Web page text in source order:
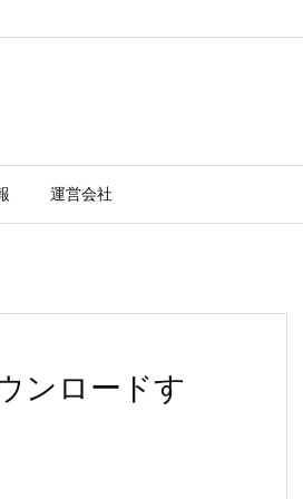
運営会社
ンロードす